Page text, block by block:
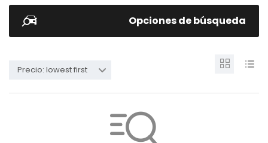
Opciones de búsqueda
Precio: lowest first